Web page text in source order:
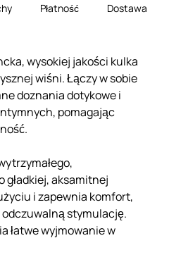
Płatność Dostawa
wysokiej jakości kulka
wiśni. Łączy w sobie
doznania dotykowe i
pomagając
aksamitnej
i zapewnia komfort,
stymulację.
łatwe wyjmowanie w